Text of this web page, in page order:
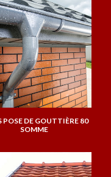
POSE DE GOUTTIÈRE 80
SOMME